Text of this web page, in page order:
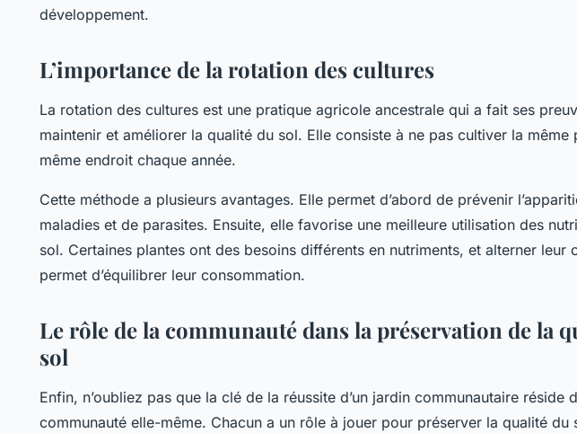
développement.
L’importance de la rotation des cultures
La rotation des cultures est une pratique agricole ancestrale qui a fait ses
maintenir et améliorer la qualité du sol. Elle consiste à ne pas cultiver la même
même endroit chaque année.
Cette méthode a plusieurs avantages. Elle permet d’abord de prévenir
maladies et de parasites. Ensuite, elle favorise une meilleure utilisation des
sol. Certaines plantes ont des besoins différents en nutriments, et alterner leur
permet d’équilibrer leur consommation.
Le rôle de la communauté dans la préservation de la
sol
Enfin, n’oubliez pas que la clé de la réussite d’un jardin communautaire réside
communauté elle-même. Chacun a un rôle à jouer pour préserver la qualité du